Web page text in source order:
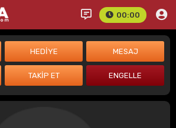
00:00